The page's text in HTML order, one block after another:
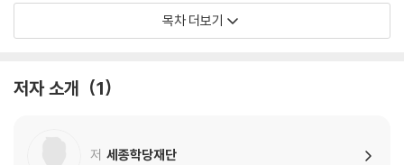
3과 한국인의 공공 예절 ----------------------------45
4과 한국의 날씨와 음식 -------------------------------61
7과 한국의 대중문화 ----------------------------109
목차 더보기
저자 소개 1
저 세종학당재단